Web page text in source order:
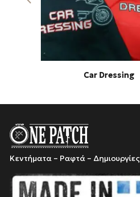
Car Dressing
Κεντήματα – Ραφτά – Δημιουργίες